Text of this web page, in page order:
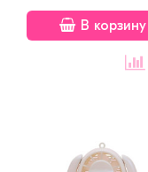
В корзину